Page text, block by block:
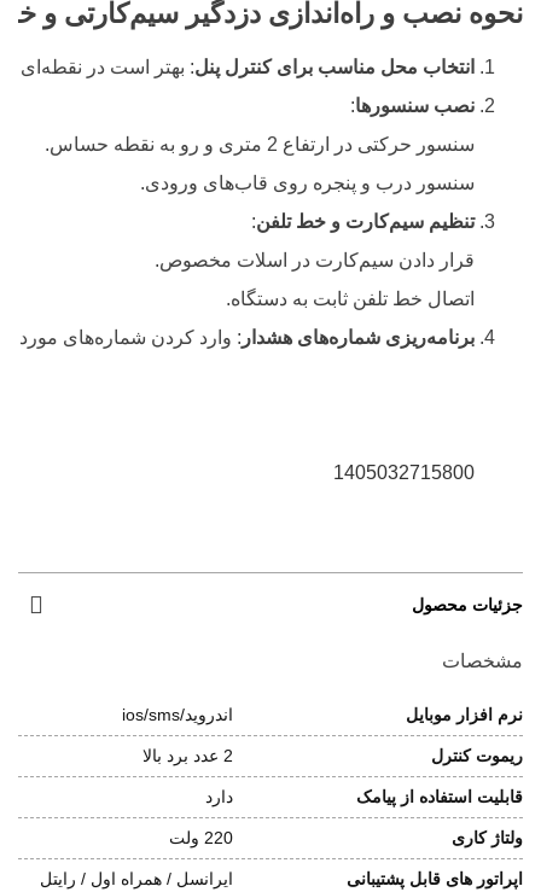
نحوه نصب و راه‌اندازی دزدگیر سیم‌کارتی و
انتخاب محل مناسب برای کنترل پنل: بهتر است در
نصب سنسورها:
سنسور حرکتی در ارتفاع 2 متری و رو به نقطه حساس.
سنسور درب و پنجره روی قاب‌های ورودی.
تنظیم سیم‌کارت و خط تلفن:
قرار دادن سیم‌کارت در اسلات مخصوص.
اتصال خط تلفن ثابت به دستگاه.
برنامه‌ریزی شماره‌های هشدار : وارد کردن شماره‌های مورد
1405032715800
جزئیات محصول
مشخصات
نرم افزار موبایل اندروید/ios/sms
ریموت کنترل 2 عدد برد بالا
قابلیت استفاده از پیامک دارد
ولتاژ کاری 220 ولت
اپراتور های قابل پشتیبانی ایرانسل / همراه اول / رایتل